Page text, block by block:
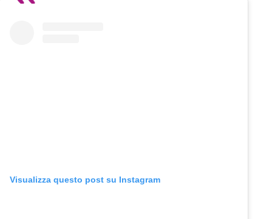
Visualizza questo post su Instagram